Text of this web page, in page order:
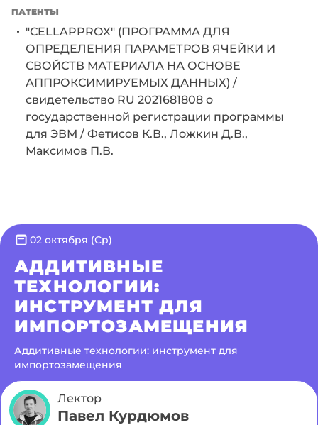
ПАТЕНТЫ
"СELLAPPROX" (ПРОГРАММА ДЛЯ
ОПРЕДЕЛЕНИЯ ПАРАМЕТРОВ ЯЧЕЙКИ И
СВОЙСТВ МАТЕРИАЛА НА ОСНОВЕ
АППРОКСИМИРУЕМЫХ ДАННЫХ) /
свидетельство RU 2021681808 о
государственной регистрации программы
для ЭВМ / Фетисов К.В., Ложкин Д.В.,
Максимов П.В.
Аддитивные технологии: инструмент для
импортозамещения
02 октября (Ср)
АДДИТИВНЫЕ
ТЕХНОЛОГИИ:
ИНСТРУМЕНТ ДЛЯ
ИМПОРТОЗАМЕЩЕНИЯ
Лектор
Павел Курдюмов